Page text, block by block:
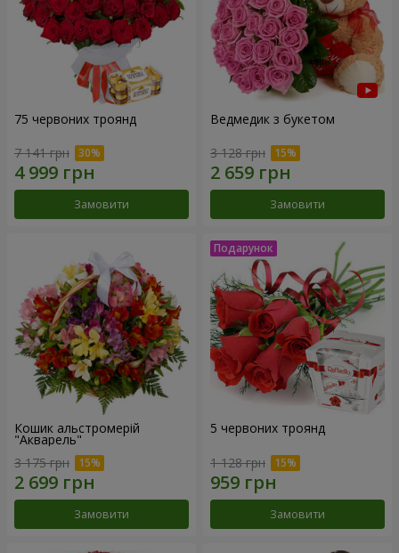
75 червоних троянд
7 141 грн
Замовити
Ведмедик з букетом
3 128 грн
Замовити
Кошик альстромерій
"Акварель"
3 175 грн
Замовити
5 червоних троянд
1 128 грн
Замовити